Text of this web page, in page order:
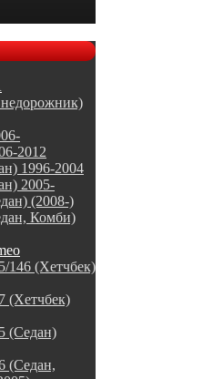
2012
1996-2004
2005-
(2008-)
Комби)
146 (Хетчбек)
(Хетчбек)
(Седан)
(Седан,